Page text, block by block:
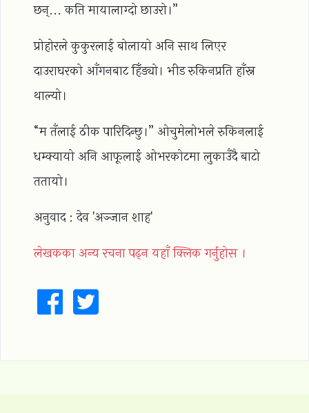
छन्... कति मायालाग्दो छाउरो।”
प्रोहोरले कुकुरलाई बोलायो अनि साथ लिएर
दाउराघरको आँगनबाट हिँड्यो। भीड रुकिनप्रति हाँस्न
थाल्यो।
“म तँलाई ठीक पारिदिन्छु।” ओचुमेलोभले रुकिनलाई
धम्क्यायो अनि आफूलाई ओभरकोटमा लुकाउँदै बाटो
ततायो।
अनुवाद : देव 'अञ्जान शाह'
लेखकका अन्य रचना पढ्न यहाँ क्लिक गर्नुहोस ।